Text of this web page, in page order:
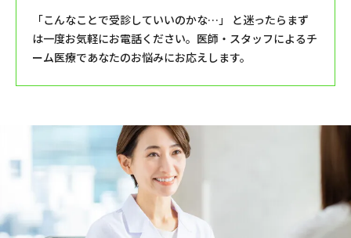
「こんなことで受診していいのかな…」 と迷ったらまず
は一度お気軽にお電話ください。医師・スタッフによるチ
ーム医療であなたのお悩みにお応えします。